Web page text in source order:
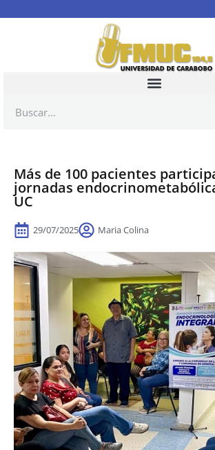
Más de 100 pacientes
jornadas
UC
29/07/2025 Maria Colina